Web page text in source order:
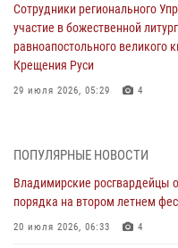
Сотрудники регионального
участие в божественной
равноапостольного великого
Крещения Руси
29 июля 2026, 05:29 4
интимные услуги
28 июля 2026, 11:51
Во Владимирcкой области
ПОПУЛЯРНЫЕ НОВОСТИ
Владимирские росгвардейцы
порядка на втором летнем
20 июля 2026, 06:33 4